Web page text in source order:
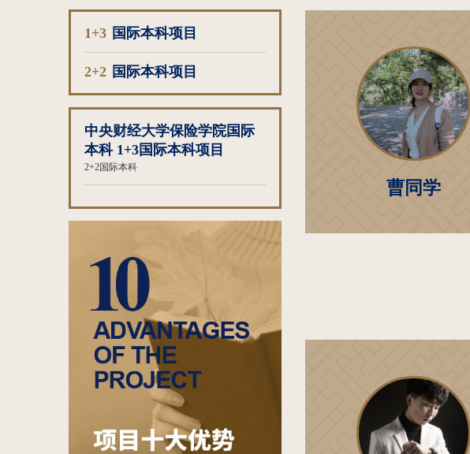
1+3 国际本科项目
2+2 国际本科项目
中央财经大学保险学院国际
本科 1+3国际本科项目
2+2国际本科
曹同学